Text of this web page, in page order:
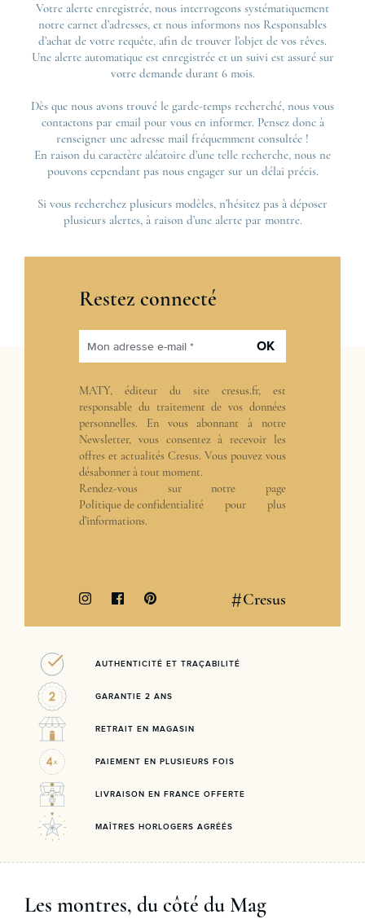
Votre alerte enregistrée, nous interrogeons systématiquement
notre carnet d’adresses, et nous informons nos Responsables
d’achat de votre requête, afin de trouver l’objet de vos rêves.
Une alerte automatique est enregistrée et un suivi est assuré sur
votre demande durant 6 mois.
Dès que nous avons trouvé le garde-temps recherché, nous vous
contactons par email pour vous en informer. Pensez donc à
renseigner une adresse mail fréquemment consultée !
En raison du caractère aléatoire d’une telle recherche, nous ne
pouvons cependant pas nous engager sur un délai précis.
Si vous recherchez plusieurs modèles, n’hésitez pas à déposer
plusieurs alertes, à raison d’une alerte par montre.
Restez connecté
Mon adresse e-mail * OK
MATY, éditeur du site cresus.fr, est
responsable du traitement de vos données
personnelles. En vous abonnant à notre
Newsletter, vous consentez à recevoir les
offres et actualités Cresus. Vous pouvez vous
désabonner à tout moment.
Rendez-vous sur notre page
Politique de confidentialité pour plus
d’informations.
#Cresus
AUTHENTICITÉ ET TRAÇABILITÉ
GARANTIE 2 ANS
RETRAIT EN MAGASIN
PAIEMENT EN PLUSIEURS FOIS
LIVRAISON EN FRANCE OFFERTE
MAÎTRES HORLOGERS AGRÉÉS
Les montres, du côté du Mag